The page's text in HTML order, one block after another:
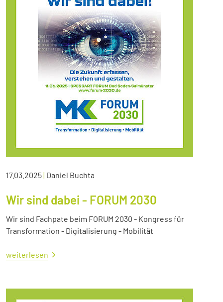
17.03.2025| Daniel Buchta
Wir sind dabei - FORUM 2030
Wir sind Fachpate beim FORUM 2030 - Kongress für
Transformation - Digitalisierung - Mobilität
weiterlesen